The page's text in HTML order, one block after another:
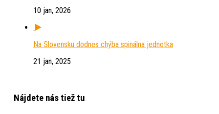
10 jan, 2026
Na Slovensku dodnes chýba spinálna jednotka
21 jan, 2025
Nájdete nás tiež tu